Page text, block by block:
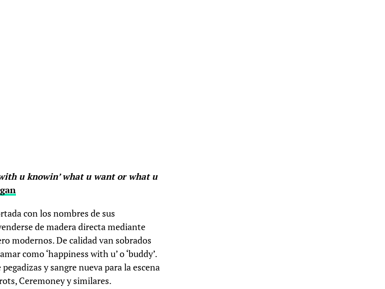
u knowin’ what u want or what u
con los nombres de sus
de madera directa mediante
modernos. De calidad van sobrados
como ‘happiness with u’ o ‘buddy’.
y sangre nueva para la escena
Ceremoney y similares.